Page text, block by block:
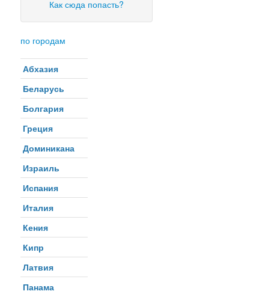
Как сюда попасть?
по городам
Абхазия
Беларусь
Болгария
Греция
Доминикана
Израиль
Испания
Италия
Кения
Кипр
Латвия
Панама